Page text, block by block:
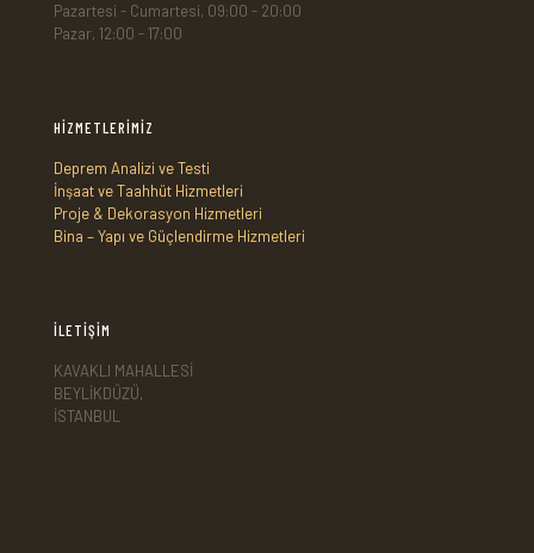
Pazartesi - Cumartesi, 09:00 - 20:00
Pazar, 12:00 - 17:00
HİZMETLERİMİZ
Deprem Analizi ve Testi
İnşaat ve Taahhüt Hizmetleri
Proje & Dekorasyon Hizmetleri
Bina – Yapı ve Güçlendirme Hizmetleri
İLETİŞİM
KAVAKLI MAHALLESİ
BEYLİKDÜZÜ,
İSTANBUL